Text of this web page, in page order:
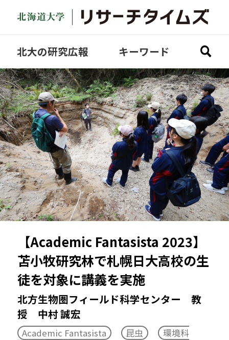
北大の研究広報 キーワード
全ての記事を見る
研究探訪
どさんこ研究
Academic Fantasista
COVID-19
Video
Science Lecture
SDGs
TERRACE（科学とアート）
イグ・ノーベル賞
イベント
インターンシップ
スキルアップセミナー
【Academic Fantasista 2023】
苫小牧研究林で札幌日大高校の生
徒を対象に講義を実施
北方生物圏フィールド科学センター 教
授 中村 誠宏
Academic Fantasista 昆虫
環境科